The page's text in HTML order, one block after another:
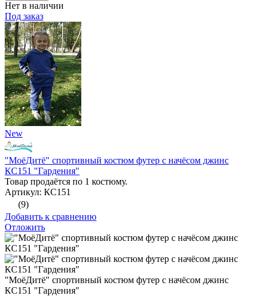
Нет в наличии
Под заказ
New
"МоёДитё" спортивный костюм футер с начёсом джинс
КС151 "Гардения"
Товар продаётся по 1 костюму.
Артикул: КС151
(9)
Добавить к сравнению
Отложить
"МоёДитё" спортивный костюм футер с начёсом джинс
КС151 "Гардения"